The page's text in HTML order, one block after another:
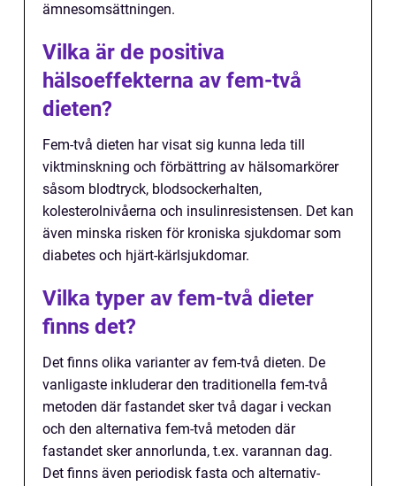
ämnesomsättningen.
Vilka är de positiva
hälsoeffekterna av fem-två
dieten?
Fem-två dieten har visat sig kunna leda till
viktminskning och förbättring av hälsomarkörer
såsom blodtryck, blodsockerhalten,
kolesterolnivåerna och insulinresistensen. Det kan
även minska risken för kroniska sjukdomar som
diabetes och hjärt-kärlsjukdomar.
Vilka typer av fem-två dieter
finns det?
Det finns olika varianter av fem-två dieten. De
vanligaste inkluderar den traditionella fem-två
metoden där fastandet sker två dagar i veckan
och den alternativa fem-två metoden där
fastandet sker annorlunda, t.ex. varannan dag.
Det finns även periodisk fasta och alternativ-